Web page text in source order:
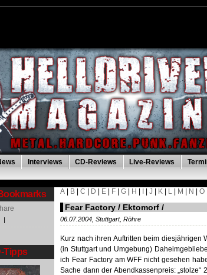
Interviews CD-Reviews Live-Reviews
|
Tipps
A B |C D E F |G H |J K L M N |O
Fear Factory / Ektomorf /
06.07.2004, Stuttgart, Röhre
Kurz nach ihren Auftritten beim diesjährigen
(in Stuttgart und Umgebung)
ich Fear Factory am WFF nicht gesehen
Sache dann der Abendkassenpreis: